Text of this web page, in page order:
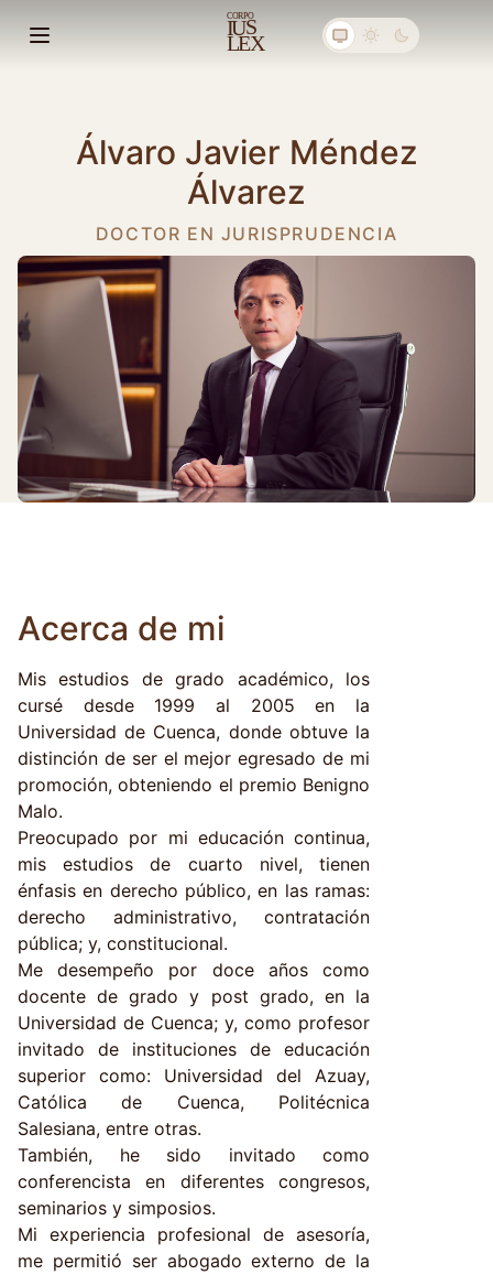
Abrir menú principal
US
I
LEX
CORPO
Álvaro Javier Méndez
Álvarez
DOCTOR EN JURISPRUDENCIA
Acerca de mi
Mis estudios de grado académico, los
cursé desde 1999 al 2005 en la
Universidad de Cuenca, donde obtuve la
distinción de ser el mejor egresado de mi
promoción, obteniendo el premio Benigno
Malo.
Preocupado por mi educación continua,
mis estudios de cuarto nivel, tienen
énfasis en derecho público, en las ramas:
derecho administrativo, contratación
pública; y, constitucional.
Me desempeño por doce años como
docente de grado y post grado, en la
Universidad de Cuenca; y, como profesor
invitado de instituciones de educación
superior como: Universidad del Azuay,
Católica de Cuenca, Politécnica
Salesiana, entre otras.
También, he sido invitado como
conferencista en diferentes congresos,
seminarios y simposios.
Mi experiencia profesional de asesoría,
me permitió ser abogado externo de la